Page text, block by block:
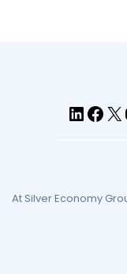
At Silver Economy